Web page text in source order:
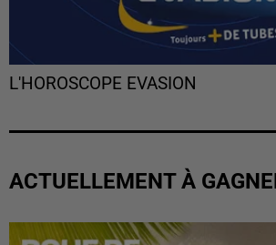
L'HOROSCOPE EVASION
ACTUELLEMENT À